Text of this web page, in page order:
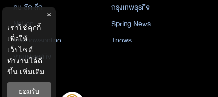
คม ชัด ลึก
กรุงเทพธุรกิจ
Nation
Spring News
Thainewsonline
Tnews
ฐานเศรษฐกิจ
×
เราใช้คุกกี้
เพื่อให้
เว็บไซต์
ทำงานได้ดี
ขึ้น เพิ่มเติม
ยอมรับ